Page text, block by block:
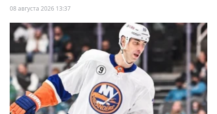
08 августа 2026 13:37